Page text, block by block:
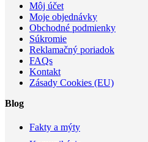
Môj účet
Moje objednávky
Obchodné podmienky
Súkromie
Reklamačný poriadok
FAQs
Kontakt
Zásady Cookies (EU)
Blog
Fakty a mýty